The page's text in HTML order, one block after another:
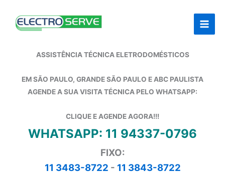
ASSISTÊNCIA TÉCNICA ELETRODOMÉSTICOS
EM SÃO PAULO, GRANDE SÃO PAULO E ABC PAULISTA
AGENDE A SUA VISITA TÉCNICA PELO WHATSAPP:
CLIQUE E AGENDE AGORA!!!
WHATSAPP: 11 94337-0796
FIXO:
11 3483-8722 - 11 3843-8722